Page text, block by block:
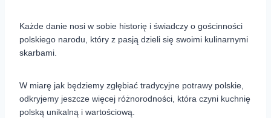
Każde danie nosi w sobie historię i świadczy o gościnności
polskiego narodu, który z pasją dzieli się swoimi kulinarnymi
skarbami.
W miarę jak będziemy zgłębiać tradycyjne potrawy polskie,
odkryjemy jeszcze więcej różnorodności, która czyni kuchnię
polską unikalną i wartościową.